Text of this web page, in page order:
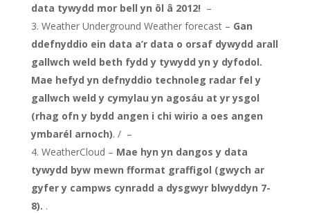
data tywydd mor bell yn ôl â 2012! –
Weather Underground Weather forecast – Gan
ddefnyddio ein data a’r data o orsaf dywydd arall
gallwch weld beth fydd y tywydd yn y dyfodol.
Mae hefyd yn defnyddio technoleg radar fel y
gallwch weld y cymylau yn agosáu at yr ysgol
(rhag ofn y bydd angen i chi wirio a oes angen
ymbarél arnoch). / –
WeatherCloud – Mae hyn yn dangos y data
tywydd byw mewn fformat graffigol (gwych ar
gyfer y campws cynradd a dysgwyr blwyddyn 7-
8). .